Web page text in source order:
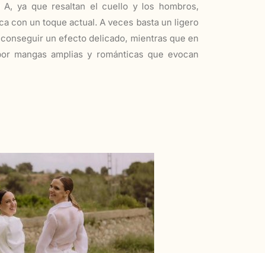
ya que resaltan el cuello y los hombros,
con un toque actual. A veces basta un ligero
un efecto delicado, mientras que en
mangas amplias y románticas que evocan